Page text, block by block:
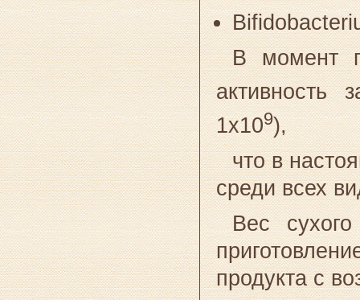
В момент
активность
1х109),
что в
среди всех
Вес сухого
продукта с